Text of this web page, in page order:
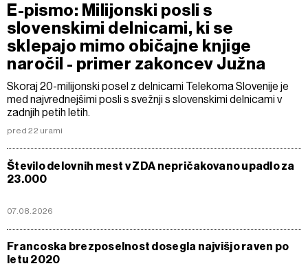
E-pismo: Milijonski posli s
slovenskimi delnicami, ki se
sklepajo mimo običajne knjige
naročil - primer zakoncev Južna
Skoraj 20-milijonski posel z delnicami Telekoma Slovenije je
med najvrednejšimi posli s svežnji s slovenskimi delnicami v
zadnjih petih letih.
pred 22 urami
Število delovnih mest v ZDA nepričakovano upadlo za
23.000
07.08.2026
Francoska brezposelnost dosegla najvišjo raven po
letu 2020